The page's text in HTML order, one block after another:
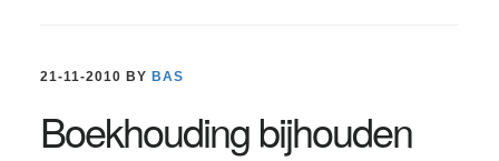
21-11-2010 BY BAS
Boekhouding bijhouden